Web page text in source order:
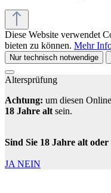
Diese Website verwendet
bieten zu können. Mehr
Nur technisch notwendige
Altersprüfung
Achtung: um diesen
18 Jahre alt sein.
Sind Sie 18 Jahre alt oder
JA NEIN